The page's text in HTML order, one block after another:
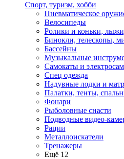
Спорт, туризм, хобби
Пневматическое
Велосипеды
Ролики и коньки,
Бинокли, телескопы,
Бассейны
Музыкальные
Самокаты и
Спец одежда
Надувные лодки и
Палатки, тенты,
Фонари
Рыболовные снасти
Подводные видео-
Рации
Металлоискатели
Тренажеры
Ещё 12